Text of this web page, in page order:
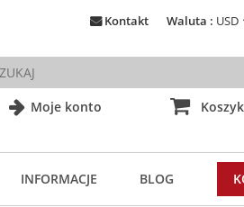
Moje konto
Waluta : USD
Kontakt
Koszyk
INFORMACJE BLOG